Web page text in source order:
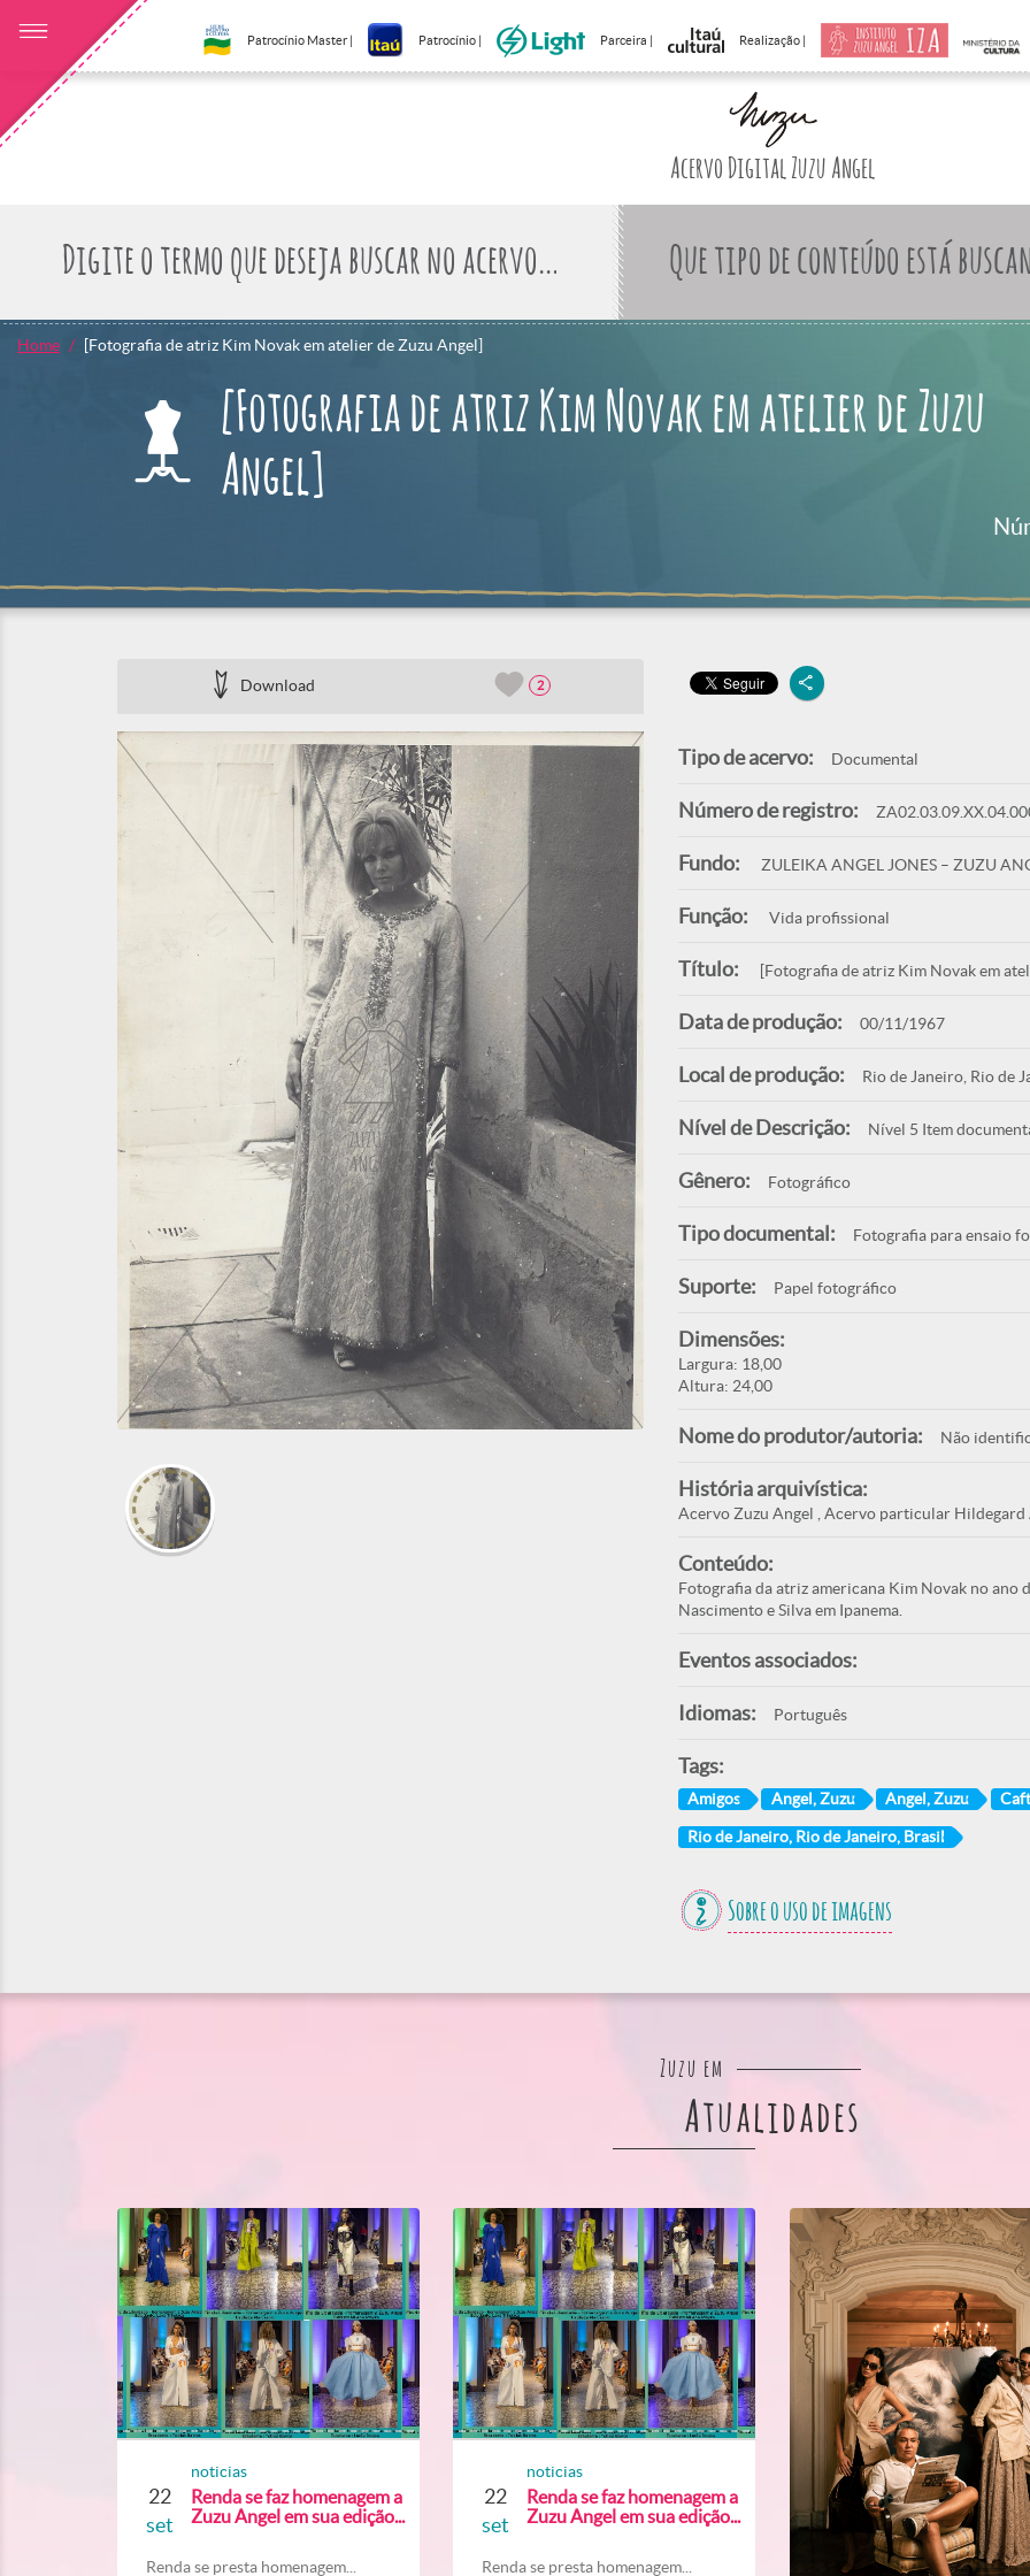
Patrocínio Master | Patrocínio | Parceira | Realização |
Acervo Digital Zuzu Angel
Que tipo de conteúdo está
Home [Fotografia de atriz Kim Novak em atelier de Zuzu Angel]
[Fotografia de atriz Kim Novak em atelier de Zuzu
Angel]
Download 2
Tipo de acervo: Documental
Número de registro:
Fundo: ZULEIKA ANGEL JONES – ZUZU
Função: Vida profissional
Título: [Fotografia de atriz Kim Novak em
Data de produção: 00/11/1967
Local de produção: Rio de Janeiro, Rio de
Nível de Descrição: Nível 5 Item
Gênero: Fotográfico
Tipo documental: Fotografia para ensaio
Suporte: Papel fotográfico
Dimensões:
Largura: 18,00
Altura: 24,00
Nome do produtor/autoria: Não
História arquivística:
Acervo Zuzu Angel , Acervo particular Hildegard
Conteúdo:
Fotografia da atriz americana Kim Novak no ano
Nascimento e Silva em Ipanema.
Eventos associados:
Idiomas: Português
Tags:
Amigos Angel, Zuzu Angel, Zuzu
Rio de Janeiro, Rio de Janeiro, Brasil
Sobre o uso de imagens
Zuzu em
Atualidades
22
set
noticias
Renda se faz homenagem a
Zuzu Angel em sua edição...
Renda se presta homenagem...
22
set
noticias
Renda se faz homenagem a
Zuzu Angel em sua edição...
Renda se presta homenagem...